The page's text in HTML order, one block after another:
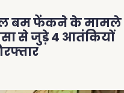
बम फेंकने के मामले
से जुड़े 4 आतंकियों